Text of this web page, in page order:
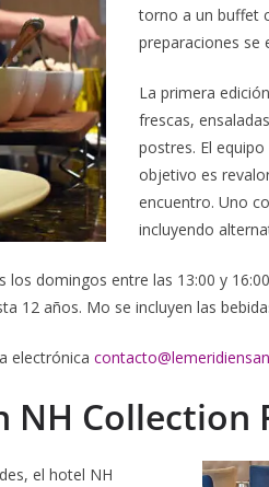
torno a un buffet
preparaciones se
La primera
frescas,
postres. El
objetivo es
encuentro. Uno
incluyendo
domingos entre las 13:00 y
12 años. Mo se incluyen las
electrónica
NH Collection
el hotel NH